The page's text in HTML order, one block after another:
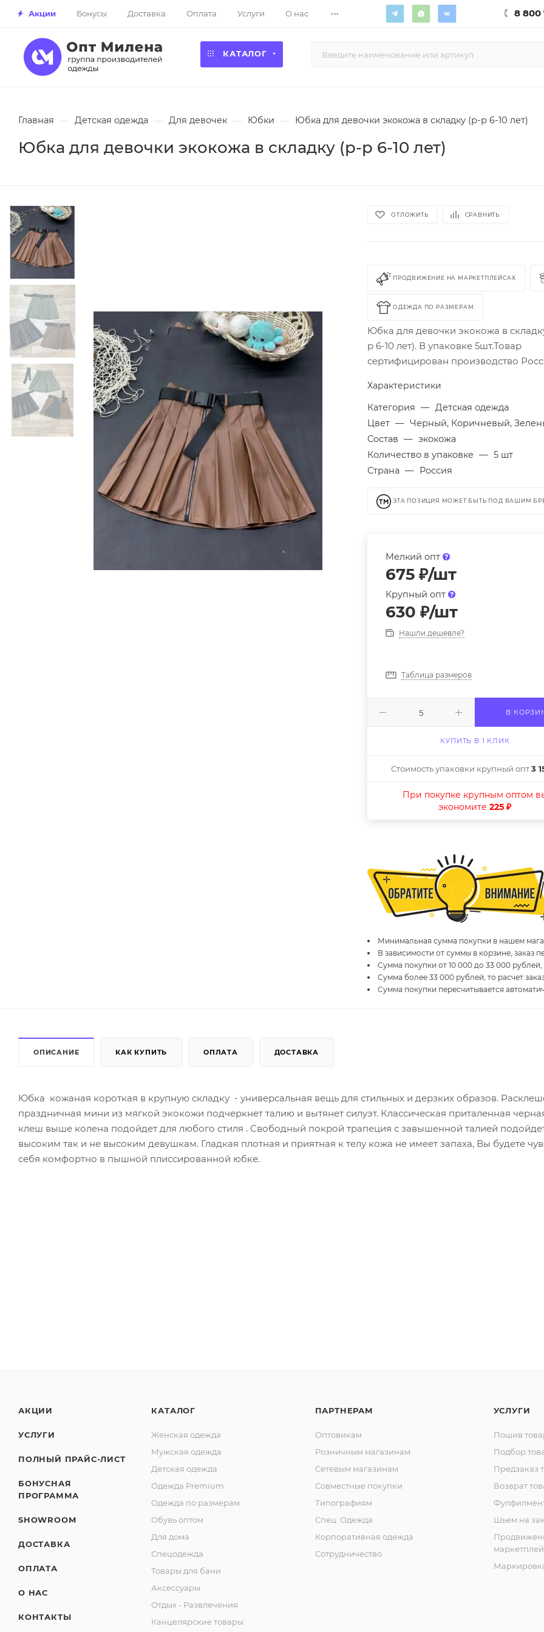
Акции Бонусы Доставка Оплата Услуги О нас ... 8 800
КАТАЛОГ
Главная — Детская одежда — Для девочек — Юбки — Юбка для девочки экокожа в складку (р-р 6-10 лет)
Юбка для девочки экокожа в складку (р-р 6-10 лет)
ОТЛОЖИТЬ СРАВНИТЬ
ПРОДВИЖЕНИЕ НА МАРКЕТПЛЕЙСАХ
ОДЕЖДА ПО РАЗМЕРАМ
Юбка для девочки экокожа в
р 6-10 лет). В упаковке 5шт.Товар
сертифицирован производство
Характеристики
Категория — Детская одежда
Цвет — Черный, Коричневый,
Состав — экокожа
Количество в упаковке — 5 шт
Страна — Россия
ЭТА ПОЗИЦИЯ МОЖЕТ БЫТЬ ПОД ВАШИМ
Мелкий опт
675 ₽/шт
Крупный опт
630 ₽/шт
Нашли дешевле?
Таблица размеров
В
КУПИТЬ В 1 КЛИК
Стоимость упаковки крупный опт3
При покупке крупным оптом
экономите225 ₽
Минимальная сумма покупки в нашем
В зависимости от суммы в корзине, заказ
Сумма покупки от 10 000 до 33 000 рублей,
Сумма более 33 000 рублей, то расчет
Сумма покупки пересчитывается
ОПИСАНИЕ КАК КУПИТЬ ОПЛАТА ДОСТАВКА
Юбка кожаная короткая в крупную складку - универсальная вещь для стильных и дерзких образов.
праздничная мини из мягкой экокожи подчеркнет талию и вытянет силуэт. Классическая приталенная
клеш выше колена подойдет для любого стиля . Свободный покрой трапеция с завышенной талией
высоким так и не высоким девушкам. Гладкая плотная и приятная к телу кожа не имеет запаха, Вы будете
себя комфортно в пышной плиссированной юбке.
АКЦИИ
УСЛУГИ
ПОЛНЫЙ ПРАЙС-ЛИСТ
БОНУСНАЯ
ПРОГРАММА
SHOWROOM
ДОСТАВКА
ОПЛАТА
О НАС
КОНТАКТЫ
КАТАЛОГ
Женская одежда
Мужская одежда
Детская одежда
Одежда Premium
Одежда по размерам
Обувь оптом
Для дома
Спецодежда
Товары для бани
Аксессуары
Отдых - Развлечения
Канцелярские товары
ПАРТНЕРАМ
Оптовикам
Розничным магазинам
Сетевым магазинам
Совместные покупки
Типографиям
Спец. Одежда
Корпоративная одежда
Сотрудничество
УСЛУГИ
Пошив
Подбор
Предзаказ
Возврат
Шьем на